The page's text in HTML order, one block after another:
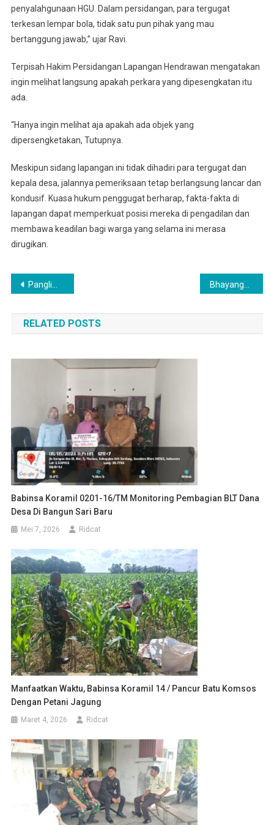
penyalahgunaan HGU. Dalam persidangan, para tergugat
terkesan lempar bola, tidak satu pun pihak yang mau
bertanggung jawab,” ujar Ravi.
Terpisah Hakim Persidangan Lapangan Hendrawan mengatakan
ingin melihat langsung apakah perkara yang dipesengkatan itu
ada.
“Hanya ingin melihat aja apakah ada objek yang
dipersengketakan, Tutupnya.
Meskipun sidang lapangan ini tidak dihadiri para tergugat dan
kepala desa, jalannya pemeriksaan tetap berlangsung lancar dan
kondusif. Kuasa hukum penggugat berharap, fakta-fakta di
lapangan dapat memperkuat posisi mereka di pengadilan dan
membawa keadilan bagi warga yang selama ini merasa
dirugikan.
Navigasi
pos
Panglima TNI Panen Raya Padi Seluas 80 Hektar, Dukung Program Ketahanan Pangan Nasional Bhayangkara Trail Adventure 2025 oleh Polres Madina ,Bupati Madina hadir dan Apresiasi kegiatan itu
RELATED POSTS
Babinsa Koramil 0201-16/TM Monitoring Pembagian BLT Dana
Desa Di Bangun Sari Baru
Mei 7, 2026 Ridcat
Manfaatkan Waktu, Babinsa Koramil 14 / Pancur Batu Komsos
Dengan Petani Jagung
Maret 4, 2026 Ridcat